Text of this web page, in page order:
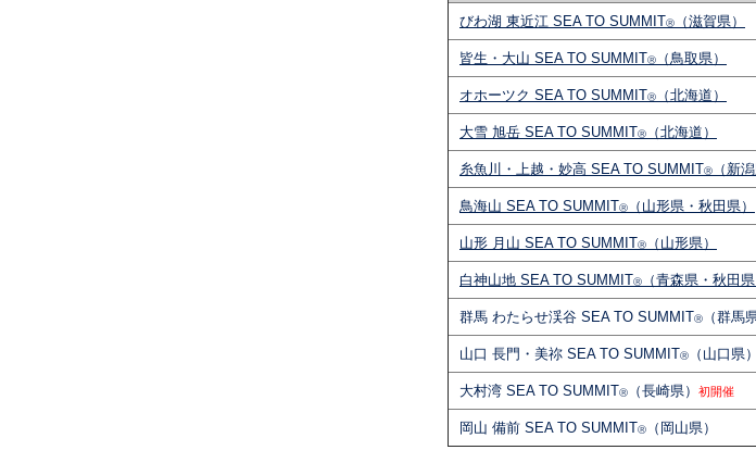
びわ湖 東近江 SEA TO SUMMITⓇ （滋賀県）
皆生・大山 SEA TO SUMMITⓇ （鳥取県）
オホーツク SEA TO SUMMITⓇ （北海道）
大雪 旭岳 SEA TO SUMMITⓇ （北海道）
糸魚川・上越・妙高 SEA TO SUMMITⓇ （新潟
鳥海山 SEA TO SUMMITⓇ （山形県・秋田県）
山形 月山 SEA TO SUMMITⓇ （山形県）
白神山地 SEA TO SUMMITⓇ （青森県・秋田県
群馬 わたらせ渓谷 SEA TO SUMMITⓇ （群馬
山口 長門・美祢 SEA TO SUMMITⓇ （山口県）
大村湾 SEA TO SUMMITⓇ （長崎県） 初開催
岡山 備前 SEA TO SUMMITⓇ （岡山県）